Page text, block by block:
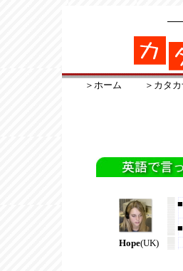
＞ホーム ＞カタ
Hope(UK)